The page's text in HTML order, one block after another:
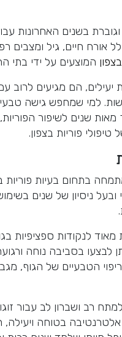
בשנים האחרונות
אורח חיים, גיל ומצבים
המוצעים על ידי בתי
יעילים, הם מגיעים לרוב
למי שמחפש גישה
שנים לשיפור
פוריות בצפון.
בתחום בעיות פוריות
ניסיון של שנים
לנקודות ספציפיות
לבצעו בסביבה נוחה
הטבעיים של הגוף,
רב ושברון לב עבור
אלטרנטיבה בטוחה